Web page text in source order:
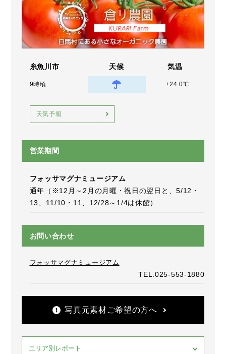
糸魚川市 天候 気温
9時頃 +24.0℃
天気予報
営業期間
フォッサマグナミュージアム
通年（※12月～2月の月曜・祝日の翌日と、5/12・
13、11/10・11、12/28～1/4は休館）
お問い合わせ
フォッサマグナミュージアム
TEL.025-553-1880
写真元素材ご希望の方へ